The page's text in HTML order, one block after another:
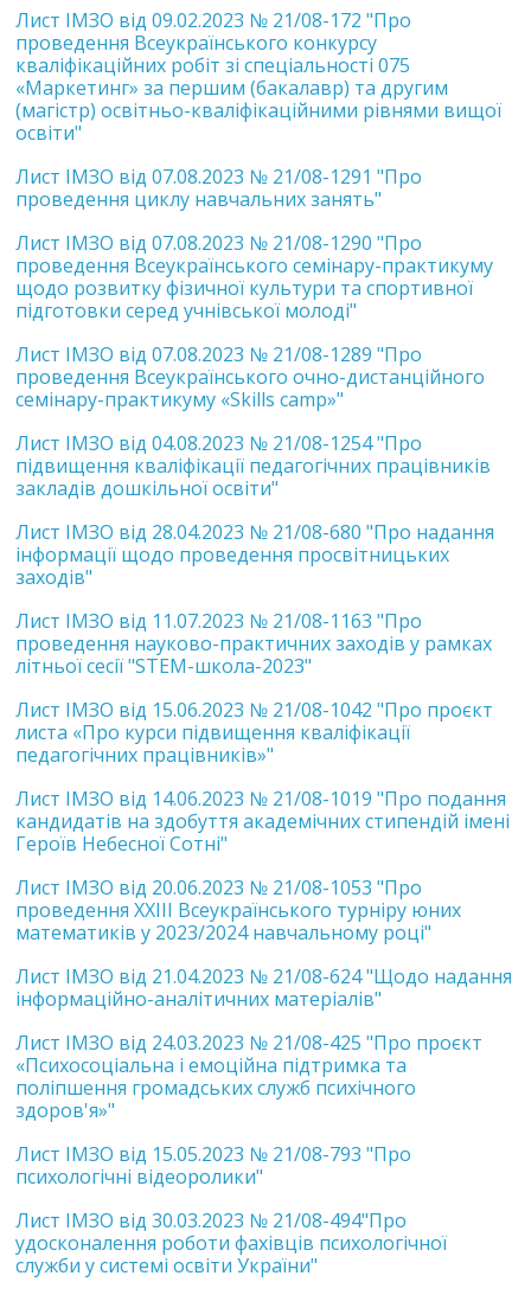
Лист ІМЗО від 09.02.2023 № 21/08-172 "Про
проведення Всеукраїнського конкурсу
кваліфікаційних робіт зі спеціальності 075
«Маркетинг» за першим (бакалавр) та другим
(магістр) освітньо-кваліфікаційними рівнями вищої
освіти"
Лист ІМЗО від 07.08.2023 № 21/08-1291 "Про
проведення циклу навчальних занять"
Лист ІМЗО від 07.08.2023 № 21/08-1290 "Про
проведення Всеукраїнського семінару-практикуму
щодо розвитку фізичної культури та спортивної
підготовки серед учнівської молоді"
Лист ІМЗО від 07.08.2023 № 21/08-1289 "Про
проведення Всеукраїнського очно-дистанційного
семінару-практикуму «Skills camp»"
Лист ІМЗО від 04.08.2023 № 21/08-1254 "Про
підвищення кваліфікації педагогічних працівників
закладів дошкільної освіти"
Лист ІМЗО від 28.04.2023 № 21/08-680 "Про надання
інформації щодо проведення просвітницьких
заходів"
Лист ІМЗО від 11.07.2023 № 21/08-1163 "Про
проведення науково-практичних заходів у рамках
літньої сесії "STEM-школа-2023"
Лист ІМЗО від 15.06.2023 № 21/08-1042 "Про проєкт
листа «Про курси підвищення кваліфікації
педагогічних працівників»"
Лист ІМЗО від 14.06.2023 № 21/08-1019 "Про подання
кандидатів на здобуття академічних стипендій імені
Героїв Небесної Сотні"
Лист ІМЗО від 20.06.2023 № 21/08-1053 "Про
проведення ХХIІI Всеукраїнського турніру юних
математиків у 2023/2024 навчальному році"
Лист ІМЗО від 21.04.2023 № 21/08-624 "Щодо надання
інформаційно-аналітичних матеріалів"
Лист ІМЗО від 24.03.2023 № 21/08-425 "Про проєкт
«Психосоціальна і емоційна підтримка та
поліпшення громадських служб психічного
здоров'я»"
Лист ІМЗО від 15.05.2023 № 21/08-793 "Про
психологічні відеоролики"
Лист ІМЗО від 30.03.2023 № 21/08-494"Про
удосконалення роботи фахівців психологічної
служби у системі освіти України"